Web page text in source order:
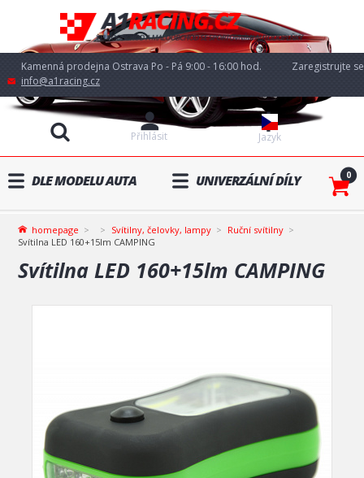
Kamenná prodejna Ostrava Po - Pá 9:00 - 16:00 hod.
info@a1racing.cz
Jazyk
Přihlásit
Zaregistrujte se
DLE MODELU AUTA UNIVERZÁLNÍ DÍLY 0
homepage Svítilny, čelovky, lampy
Ruční svítilny
Svítilna LED 160+15lm CAMPING
Svítilna LED 160+15lm CAMPING